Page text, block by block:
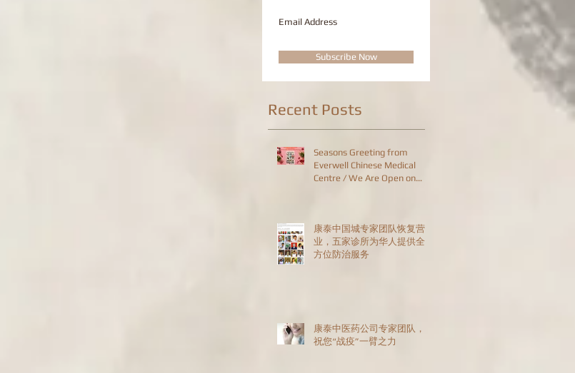
Subscribe Now
Recent Posts
Seasons Greeting from
Everwell Chinese Medical
Centre / We Are Open on
康泰中国城专家团队恢复营
业，五家诊所为华人提供全
方位防治服务
康泰中医药公司专家团队，
祝您“战疫”一臂之力